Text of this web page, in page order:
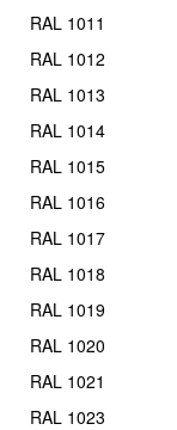
RAL 1011
RAL 1012
RAL 1013
RAL 1014
RAL 1015
RAL 1016
RAL 1017
RAL 1018
RAL 1019
RAL 1020
RAL 1021
RAL 1023